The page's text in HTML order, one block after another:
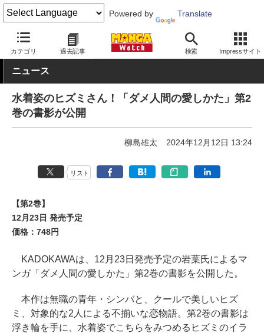
Powered by Translate
カテゴリ 過去記事 検索 Impressサイト
MANGA Watch 青年
ニュース
水着姿のヒズミさん！「ダメ人間の愛しかた」第2
巻の書影が公開
柳島雄太 2024年12月12日 13:24
リスト
【第2巻】
12月23日 発売予定
価格：748円
KADOKAWAは、12月23日発売予定の岩葉氏によるマ
ンガ「ダメ人間の愛しかた」第2巻の書影を公開した。
本作は無職の青年・シンバと、クールで美しいヒズ
ミ、対象的な2人による不揃いな恋物語。第2巻の書影は
浮き輪を手に、水着姿でこちらをみつめるヒズミのイラ